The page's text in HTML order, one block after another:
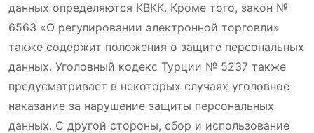
данных определяются КВКК. Кроме того, закон №
6563 «О регулировании электронной торговли»
также содержит положения о защите персональных
данных. Уголовный кодекс Турции № 5237 также
предусматривает в некоторых случаях уголовное
наказание за нарушение защиты персональных
данных. С другой стороны, сбор и использование